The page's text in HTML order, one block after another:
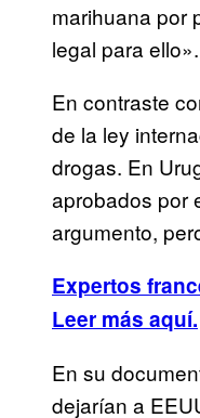
marihuana por
legal para ello».
En contraste
de la ley
drogas. En
aprobados por
argumento,
Expertos
Leer más aquí.
En su
dejarían a